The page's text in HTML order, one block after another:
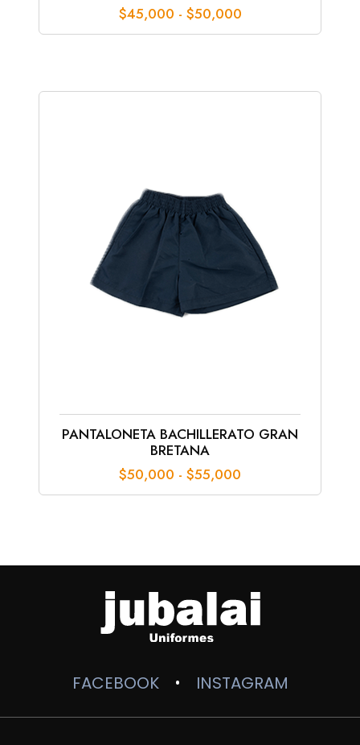
$45,000 - $50,000Rango
hasta
PANTALONETA BACHILLERATO GRAN
BRETANA
$50,000 - $55,000
$55,000
FACEBOOK • INSTAGRAM